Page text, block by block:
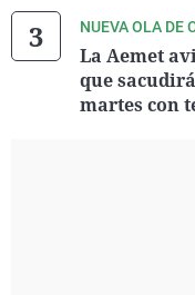
NUEVA OLA DE
La Aemet
que
martes con